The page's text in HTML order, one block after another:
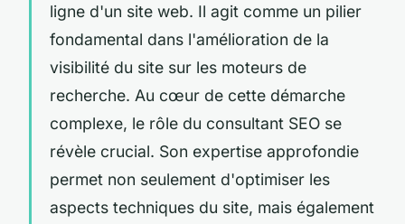
ligne d'un site web. Il agit comme un pilier
fondamental dans l'amélioration de la
visibilité du site sur les moteurs de
recherche. Au cœur de cette démarche
complexe, le rôle du consultant SEO se
révèle crucial. Son expertise approfondie
permet non seulement d'optimiser les
aspects techniques du site, mais également